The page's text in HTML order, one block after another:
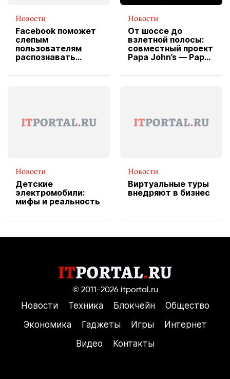
Новости
Facebook поможет
слепым
пользователям
распознавать
Новости
От шоссе до
взлетной полосы:
совместный проект
Papa John’s — Papa
вводит
Новости
Детские
электромобили:
мифы и реальность
Новости
Виртуальные туры
внедряют в бизнес
© 2011-2026 itportal.ru
Новости Техника Блокчейн
Общество
Экономика
Гаджеты Игры
Интернет
Видео
Контакты